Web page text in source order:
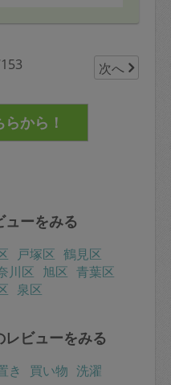
次へ
ューをみる
戸塚区 鶴見区
川区 旭区 青葉区
泉区
ビューをみる
き 買い物 洗濯